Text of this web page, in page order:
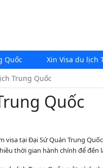
Quốc Xin Visa du lịch
Trung Quốc
Quốc
tại Đại Sứ Quán Trung
thời gian hành chính để đến